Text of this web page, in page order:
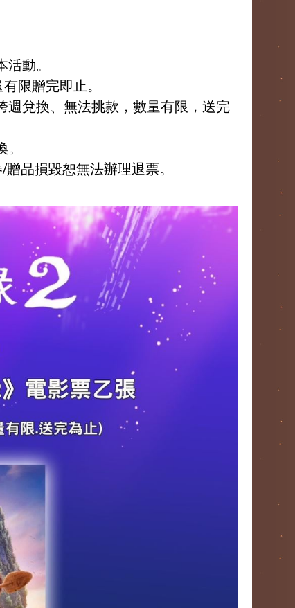
動。
限贈完即止。
兌換、無法挑款，數量有限，送完
品損毀恕無法辦理退票。